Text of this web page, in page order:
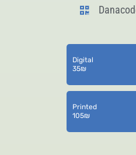
Digital
35₪
Printed
105₪